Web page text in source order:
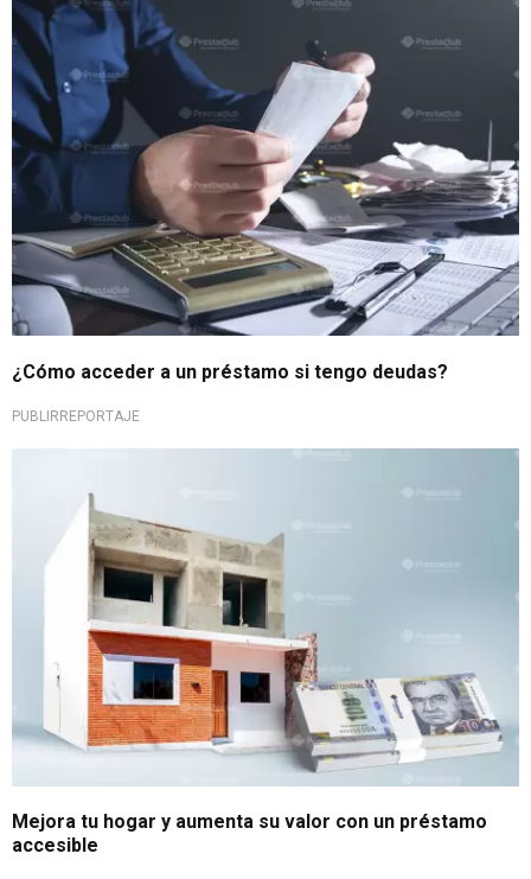
Soluciones financieras flexibles
¿Cómo acceder a un préstamo si tengo deudas?
PUBLIRREPORTAJE
Mejora tu hogar y aumenta su valor con un préstamo
accesible